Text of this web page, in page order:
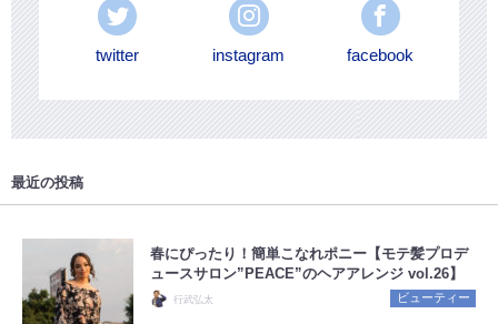
twitter instagram facebook
最近の投稿
春にぴったり！簡単こなれポニー【モテ髪プロデ
ュースサロン”PEACE”のヘアアレンジ vol.26】
行武弘太 ビューティー